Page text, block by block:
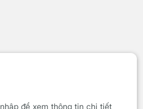
để xem thông tin chi tiết